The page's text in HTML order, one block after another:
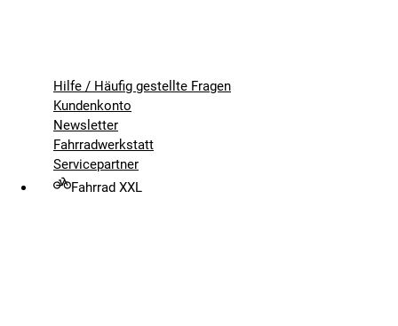
Hilfe / Häufig gestellte Fragen
Kundenkonto
Newsletter
Fahrradwerkstatt
Servicepartner
Fahrrad XXL